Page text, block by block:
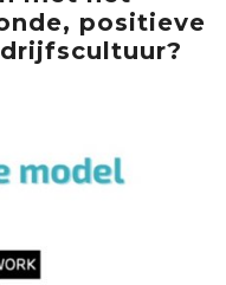
positieve